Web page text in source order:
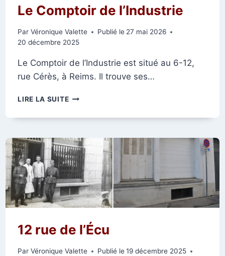
Le Comptoir de l’Industrie
Par Véronique Valette Publié le 27 mai 2026
20 décembre 2025
Le Comptoir de l’Industrie est situé au 6-12,
rue Cérès, à Reims. Il trouve ses…
LIRE LA SUITELE
DE
12 rue de l’Écu
Par Véronique Valette Publié le 19 décembre 2025